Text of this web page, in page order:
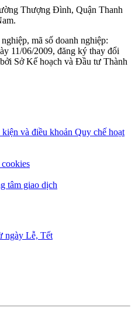
Thượng Đình, Quận Thanh
mã số doanh nghiệp:
11/06/2009, đăng ký thay đổi
Sở Kế hoạch và Đầu tư Thành
và điều khoản Quy chế hoạt
tâm giao dịch
ngày Lễ, Tết